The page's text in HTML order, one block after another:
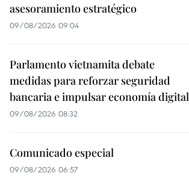
asesoramiento estratégico
09/08/2026 09:04
Parlamento vietnamita debate
medidas para reforzar seguridad
bancaria e impulsar economía digital
09/08/2026 08:32
Comunicado especial
09/08/2026 06:57